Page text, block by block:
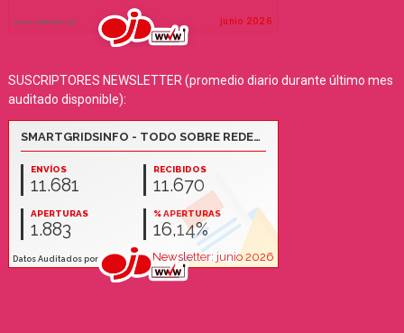
SUSCRIPTORES NEWSLETTER (promedio diario durante último mes
auditado disponible):